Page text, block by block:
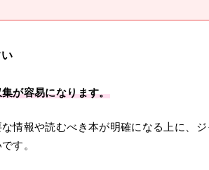
が容易になります。
情報や読むべき本が明確になる上に、
す。